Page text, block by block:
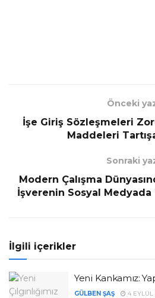
Önceki
İşe Giriş Sözleşmeleri
Maddeleri
Sonraki
Modern Çalışma
İşverenin Sosyal Medyada
İlgili içerikler
Yeni Kankamız:
GÜLBEN ŞAŞ 4 EYLÜL